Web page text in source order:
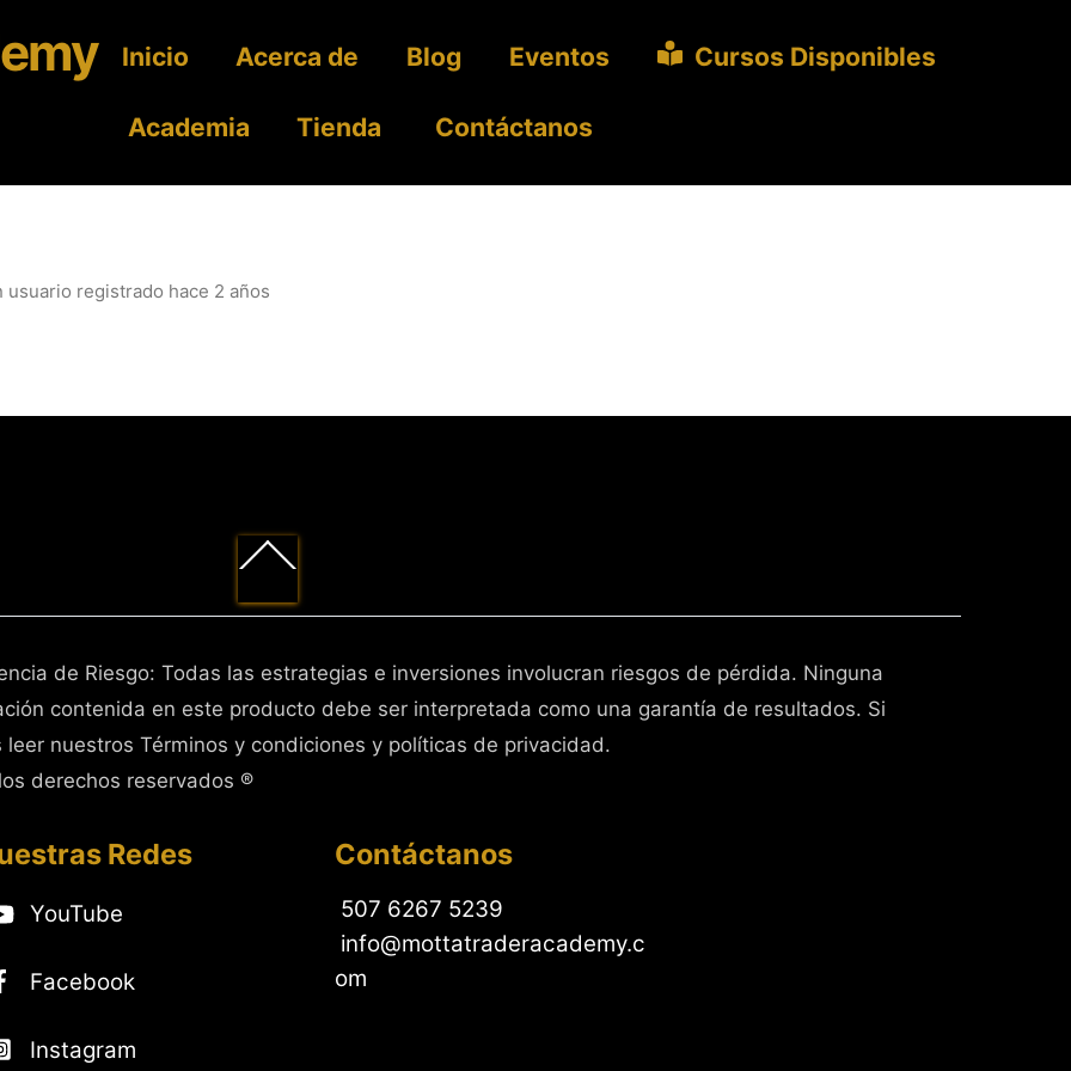
Inicio Acerca de Blog Eventos Cursos Disponibles
Academia Tienda Contáctanos
usuario registrado hace 2 años
Back
To
Top
de Riesgo: Todas las estrategias e inversiones involucran riesgos de pérdida. Ninguna
contenida en este producto debe ser interpretada como una garantía de resultados. Si
leer nuestros Términos y condiciones y políticas de privacidad.
derechos reservados ®
Redes
YouTube
Facebook
Instagram
Contáctanos
507 6267 5239
info@mottatraderacademy.c
om